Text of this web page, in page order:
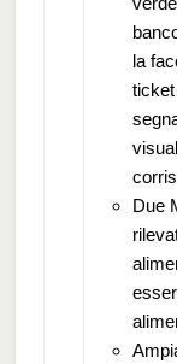
la
Due